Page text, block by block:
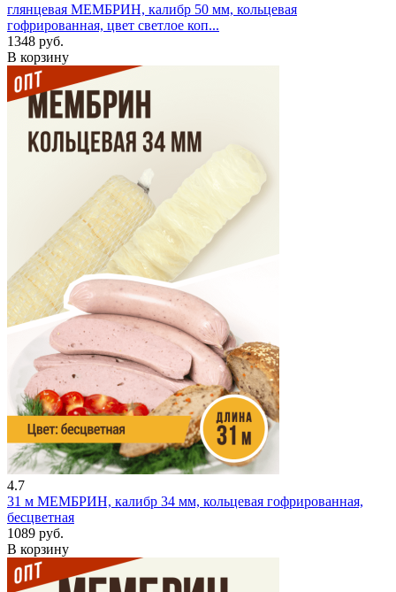
глянцевая МЕМБРИН, калибр 50 мм, кольцевая
гофрированная, цвет светлое коп...
1348 руб.
В корзину
4.7
31 м МЕМБРИН, калибр 34 мм, кольцевая гофрированная,
бесцветная
1089 руб.
В корзину